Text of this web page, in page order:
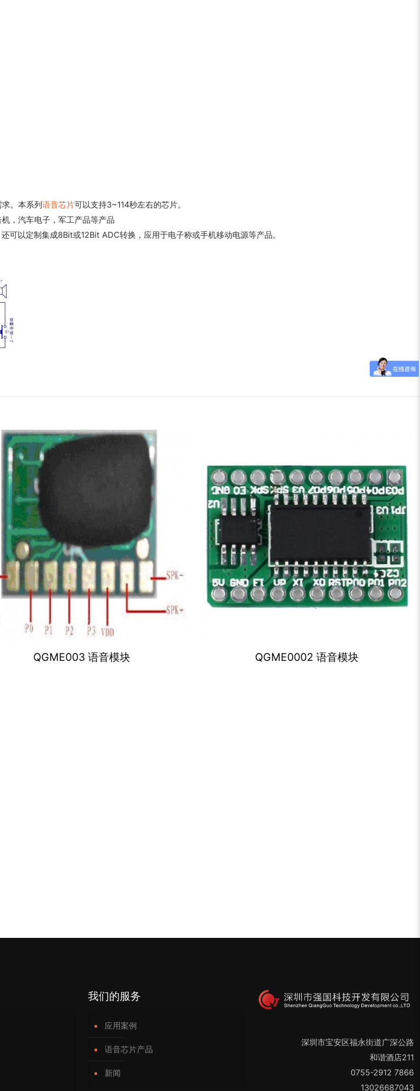
。本系列语音芯片可以支持3~114秒左右的芯片。
，汽车电子，军工产品等产品
可以定制集成8Bit或12Bit ADC转换，应用于电子称或手机移动电源等产品。
QGME003 语音模块 QGME0002 语音模块
我们的服务
应用案例
语音芯片产品
新闻
深圳市宝安区福永街道广深公路
和谐酒店211
0755-2912 7866
13026687043